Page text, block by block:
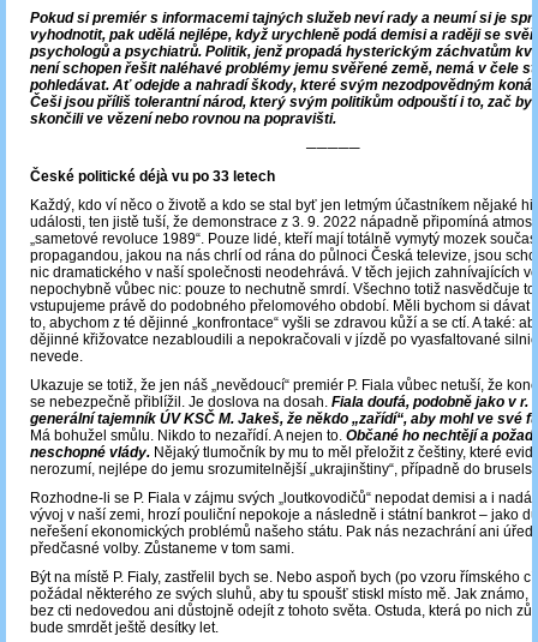
Pokud si premiér s informacemi tajných služeb neví rady a neumí si je
vyhodnotit, pak udělá nejlépe, když urychleně podá demisi a raději se
psychologů a psychiatrů. Politik, jenž propadá hysterickým záchvatům
není schopen řešit naléhavé problémy jemu svěřené země, nemá v čele
pohledávat. Ať odejde a nahradí škody, které svým nezodpovědným
Češi jsou příliš tolerantní národ, který svým politikům odpouští i to, zač by
skončili ve vězení nebo rovnou na popravišti.
─────
České politické déjà vu po 33 letech
Každý, kdo ví něco o životě a kdo se stal byť jen letmým účastníkem nějaké
události, ten jistě tuší, že demonstrace z 3. 9. 2022 nápadně připomíná
„sametové revoluce 1989“. Pouze lidé, kteří mají totálně vymytý mozek
propagandou, jakou na nás chrlí od rána do půlnoci Česká televize, jsou
nic dramatického v naší společnosti neodehrává. V těch jejich zahnívajících
nepochybně vůbec nic: pouze to nechutně smrdí. Všechno totiž nasvědčuje
vstupujeme právě do podobného přelomového období. Měli bychom si dávat
to, abychom z té dějinné „konfrontace“ vyšli se zdravou kůží a se ctí. A také:
dějinné křižovatce nezabloudili a nepokračovali v jízdě po vyasfaltované
nevede.
Ukazuje se totiž, že jen náš „nevědoucí“ premiér P. Fiala vůbec netuší, že
se nebezpečně přiblížil. Je doslova na dosah. Fiala doufá, podobně jako v r.
generální tajemník ÚV KSČ M. Jakeš, že někdo „zařídí“, aby mohl ve své
Má bohužel smůlu. Nikdo to nezařídí. A nejen to. Občané ho nechtějí a
neschopné vlády. Nějaký tlumočník by mu to měl přeložit z češtiny, které
nerozumí, nejlépe do jemu srozumitelnější „ukrajinštiny“, případně do
Rozhodne-li se P. Fiala v zájmu svých „loutkovodičů“ nepodat demisi a i
vývoj v naší zemi, hrozí pouliční nepokoje a následně i státní bankrot – jako
neřešení ekonomických problémů našeho státu. Pak nás nezachrání ani
předčasné volby. Zůstaneme v tom sami.
Být na místě P. Fialy, zastřelil bych se. Nebo aspoň bych (po vzoru římského
požádal některého ze svých sluhů, aby tu spoušť stiskl místo mě. Jak známo,
bez cti nedovedou ani důstojně odejít z tohoto světa. Ostuda, která po nich
bude smrdět ještě desítky let.